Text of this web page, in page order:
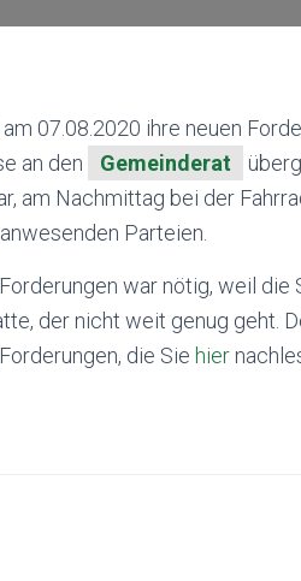
07.08.2020 ihre neuen
an den
Gemeinderat
am Nachmittag bei der
Parteien.
war nötig, weil die
der nicht weit genug geht.
die Sie hier